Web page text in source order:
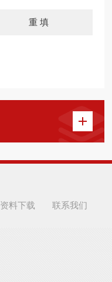
资料下载 联系我们